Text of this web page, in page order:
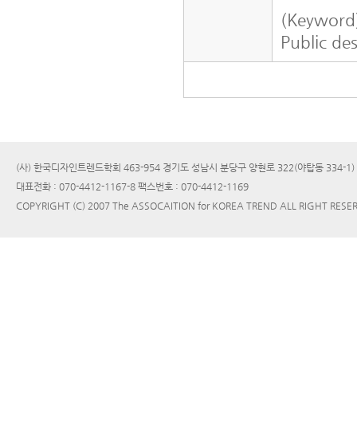
Public
(사) 한국디자인트렌드학회 463-954 경기도 성남시 분당구 양현로 322(야탑동 334-
대표전화 : 070-4412-1167-8 팩스번호 : 070-4412-1169
COPYRIGHT (C) 2007 The ASSOCAITION for KOREA TREND ALL RIGHT